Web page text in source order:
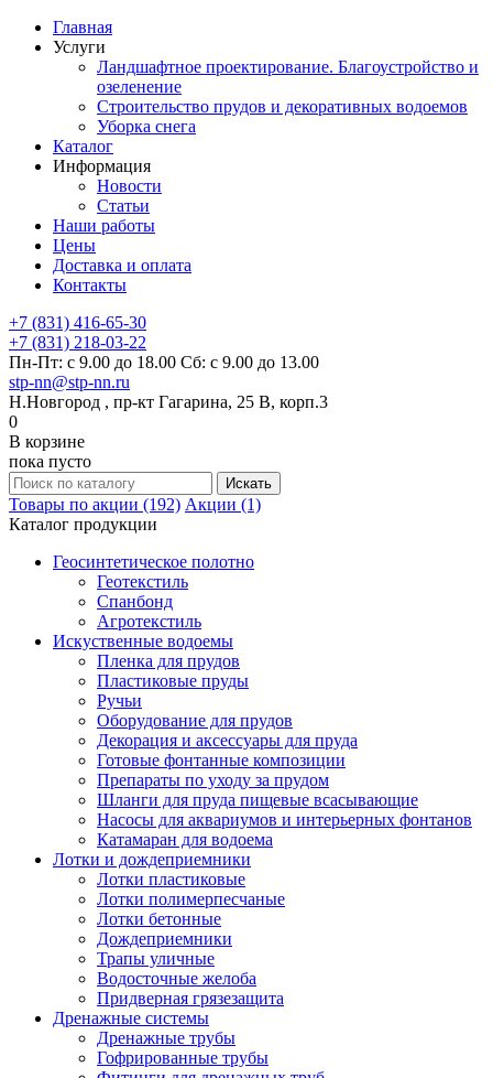
Главная
Услуги
Ландшафтное проектирование. Благоустройство и
озеленение
Строительство прудов и декоративных водоемов
Уборка снега
Каталог
Информация
Новости
Статьи
Наши работы
Цены
Доставка и оплата
Контакты
+7 (831) 416-65-30
+7 (831) 218-03-22
Пн-Пт: с 9.00 до 18.00 Сб: с 9.00 до 13.00
stp-nn@stp-nn.ru
Н.Новгород , пр-кт Гагарина, 25 В, корп.3
0
В корзине
пока пусто
Товары по акции (192) Акции (1)
Каталог продукции
Геосинтетическое полотно
Геотекстиль
Спанбонд
Агротекстиль
Искуственные водоемы
Пленка для прудов
Пластиковые пруды
Ручьи
Оборудование для прудов
Декорация и аксессуары для пруда
Готовые фонтанные композиции
Препараты по уходу за прудом
Шланги для пруда пищевые всасывающие
Насосы для аквариумов и интерьерных фонтанов
Катамаран для водоема
Лотки и дождеприемники
Лотки пластиковые
Лотки полимерпесчаные
Лотки бетонные
Дождеприемники
Трапы уличные
Водосточные желоба
Придверная грязезащита
Дренажные системы
Дренажные трубы
Гофрированные трубы